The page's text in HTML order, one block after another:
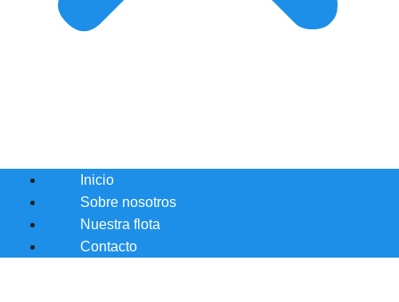
Inicio
Sobre nosotros
Nuestra flota
Contacto